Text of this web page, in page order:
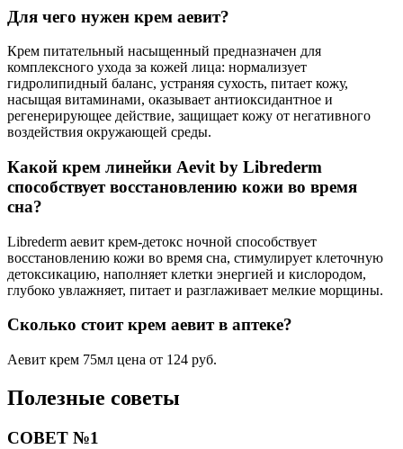
Для чего нужен крем аевит?
Крем питательный насыщенный предназначен для
комплексного ухода за кожей лица: нормализует
гидролипидный баланс, устраняя сухость, питает кожу,
насыщая витаминами, оказывает антиоксидантное и
регенерирующее действие, защищает кожу от негативного
воздействия окружающей среды.
Какой крем линейки Aevit by Librederm
способствует восстановлению кожи во время
сна?
Librederm аевит крем-детокс ночной способствует
восстановлению кожи во время сна, стимулирует клеточную
детоксикацию, наполняет клетки энергией и кислородом,
глубоко увлажняет, питает и разглаживает мелкие морщины.
Сколько стоит крем аевит в аптеке?
Аевит крем 75мл цена от 124 руб.
Полезные советы
СОВЕТ №1